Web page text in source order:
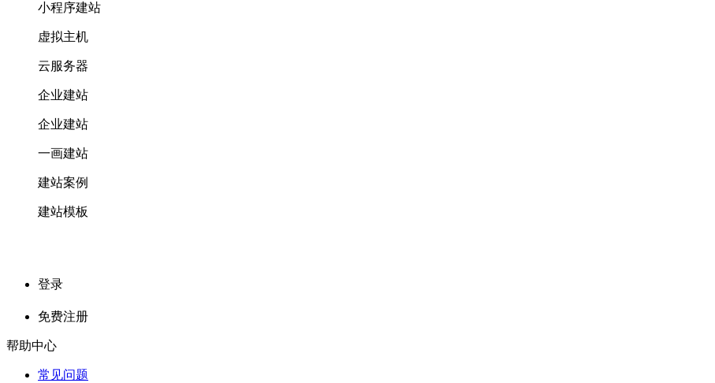
小程序建站
虚拟主机
云服务器
企业建站
企业建站
一画建站
建站案例
建站模板
登录
免费注册
帮助中心
常见问题